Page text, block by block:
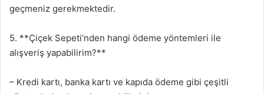
geçmeniz gerekmektedir.
5. **Çiçek Sepeti’nden hangi ödeme yöntemleri ile
alışveriş yapabilirim?**
– Kredi kartı, banka kartı ve kapıda ödeme gibi çeşitli